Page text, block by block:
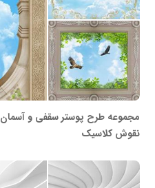
مجموعه طرح پوستر سقفی و
نقوش کلاسیک